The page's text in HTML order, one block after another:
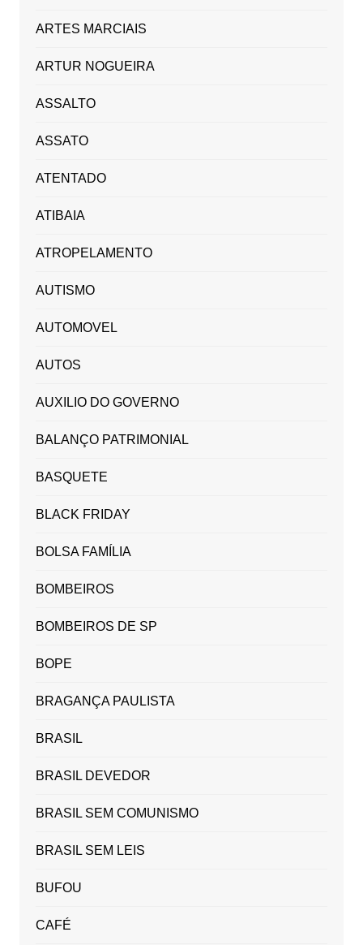
ARTES MARCIAIS
ARTUR NOGUEIRA
ASSALTO
ASSATO
ATENTADO
ATIBAIA
ATROPELAMENTO
AUTISMO
AUTOMOVEL
AUTOS
AUXILIO DO GOVERNO
BALANÇO PATRIMONIAL
BASQUETE
BLACK FRIDAY
BOLSA FAMÍLIA
BOMBEIROS
BOMBEIROS DE SP
BOPE
BRAGANÇA PAULISTA
BRASIL
BRASIL DEVEDOR
BRASIL SEM COMUNISMO
BRASIL SEM LEIS
BUFOU
CAFÉ